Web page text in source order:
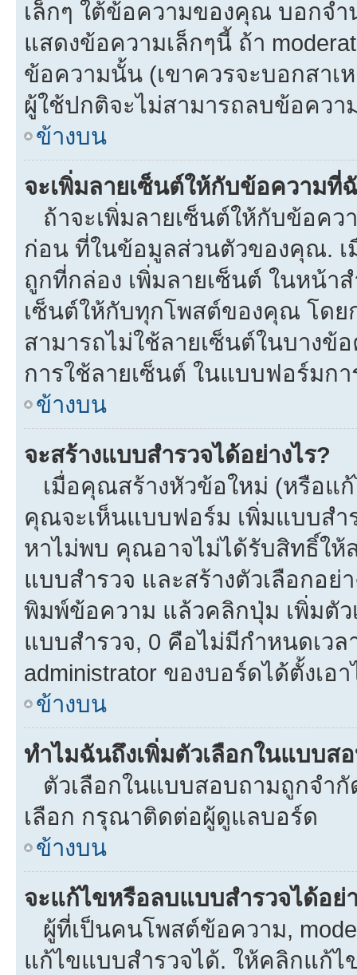
เล็กๆ ใต้ข้อความของคุณ บอกจ
แสดงข้อความเล็กๆนี้ ถ้า
ข้อความนั้น (เขาควรจะบอกสา
ผู้ใช้ปกติจะไม่สามารถลบข้อคว
ข้างบน
จะเพิ่มลายเซ็นต์ให้กับข้อความที่
ถ้าจะเพิ่มลายเซ็นต์ให้กับข้อค
ก่อน ที่ในข้อมูลส่วนตัวของคุณ.
ถูกที่กล่อง เพิ่มลายเซ็นต์ ในหน้า
เซ็นต์ให้กับทุกโพสต์ของคุณ โด
สามารถไม่ใช้ลายเซ็นต์ในบางข้
การใช้ลายเซ็นต์ ในแบบฟอร์มก
ข้างบน
จะสร้างแบบสำรวจได้อย่างไร?
เมื่อคุณสร้างหัวข้อใหม่ (หรือแ
คุณจะเห็นแบบฟอร์ม เพิ่มแบบส
หาไม่พบ คุณอาจไม่ได้รับสิทธิ์ให้
แบบสำรวจ และสร้างตัวเลือกอย่
พิมพ์ข้อความ แล้วคลิกปุ่ม เพิ่มตั
แบบสำรวจ, 0 คือไม่มีกำหนดเว
administrator ของบอร์ดได้ตั้งเอา
ข้างบน
ทำไมฉันถึงเพิ่มตัวเลือกในแบบส
ตัวเลือกในแบบสอบถามถูกจำ
เลือก กรุณาติดต่อผู้ดูแลบอร์ด
ข้างบน
จะแก้ไขหรือลบแบบสำรวจได้อย่
ผู้ที่เป็นคนโพสต์ข้อความ,
แก้ไขแบบสำรวจได้. ให้คลิกแก้